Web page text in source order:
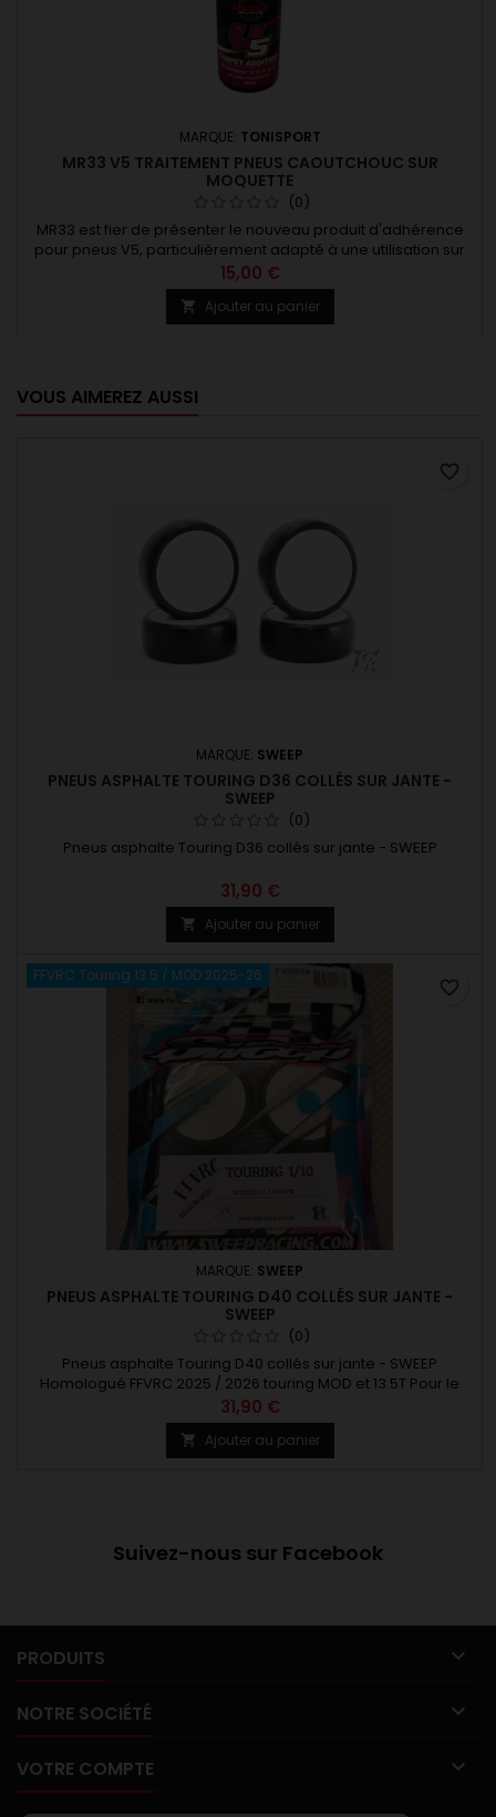
MARQUE: TONISPORT
MR33 V5 TRAITEMENT PNEUS CAOUTCHOUC SUR
MOQUETTE
(0)
MR33 est fier de présenter le nouveau produit d'adhérence
pour pneus V5, particulièrement adapté à une utilisation sur
moquette. Il a été spécialement conçu pour les courses sur
moquette avec des pneus en caoutchouc creux et des pneus
en caoutchouc mousse, et dispose d'une nouvelle formule
avancée. Le temps d'application est de 10 à 30 minutes,
15,00 €
 Ajouter au panier
VOUS AIMEREZ AUSSI
MARQUE: SWEEP
PNEUS ASPHALTE TOURING D36 COLLÉS SUR JANTE -
SWEEP
(0)
Pneus asphalte Touring D36 collés sur jante - SWEEP
31,90 €
 Ajouter au panier
favorite_border
FFVRC Touring 13.5 / MOD 2025-26
MARQUE: SWEEP
PNEUS ASPHALTE TOURING D40 COLLÉS SUR JANTE -
SWEEP
(0)
Pneus asphalte Touring D40 collés sur jante - SWEEP
Homologué FFVRC 2025 / 2026 touring MOD et 13.5T Pour le
stock 13.5T, SWEEP recommande de chauffer les pneus a mini
70° durant au moins 10 minutes
31,90 €
 Ajouter au panier
favorite_border
Suivez-nous sur Facebook
PRODUITS 
NOTRE SOCIÉTÉ 
VOTRE COMPTE 